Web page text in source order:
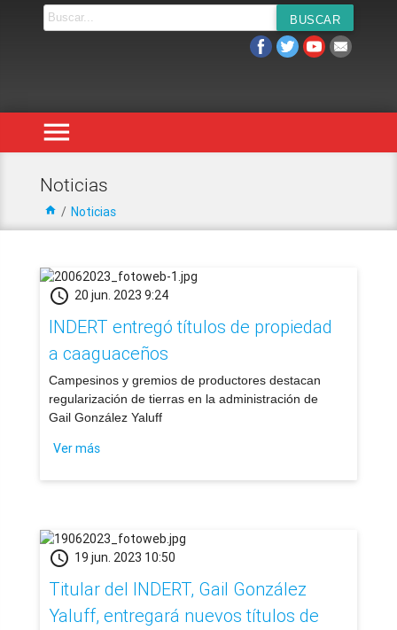
menu
Noticias
home / Noticias
schedule 20 jun. 2023 9:24
INDERT entregó títulos de propiedad
a caaguaceños
​Campesinos y gremios de productores destacan
regularización de tierras en la administración de
Gail González Yaluff
Ver más
schedule 19 jun. 2023 10:50
Titular del INDERT, Gail González
Yaluff, entregará nuevos títulos de